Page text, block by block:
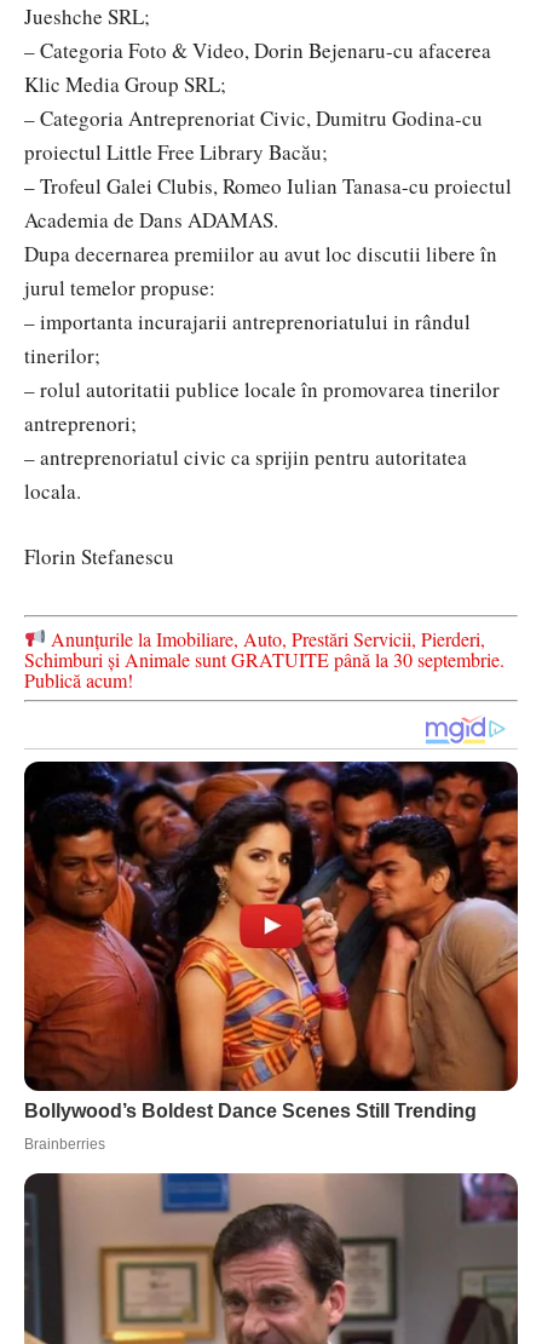
Jueshche SRL;
– Categoria Foto & Video, Dorin Bejenaru-cu afacerea
Klic Media Group SRL;
– Categoria Antreprenoriat Civic, Dumitru Godina-cu
proiectul Little Free Library Bacău;
– Trofeul Galei Clubis, Romeo Iulian Tanasa-cu proiectul
Academia de Dans ADAMAS.
Dupa decernarea premiilor au avut loc discutii libere în
jurul temelor propuse:
– importanta incurajarii antreprenoriatului in rândul
tinerilor;
– rolul autoritatii publice locale în promovarea tinerilor
antreprenori;
– antreprenoriatul civic ca sprijin pentru autoritatea
locala.
Florin Stefanescu
Anunțurile la Imobiliare, Auto, Prestări Servicii, Pierderi,
Schimburi și Animale sunt GRATUITE până la 30 septembrie.
Publică acum!